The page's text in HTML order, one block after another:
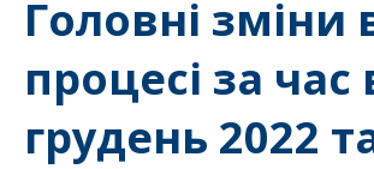
Головні зміни
процесі за
грудень 2022